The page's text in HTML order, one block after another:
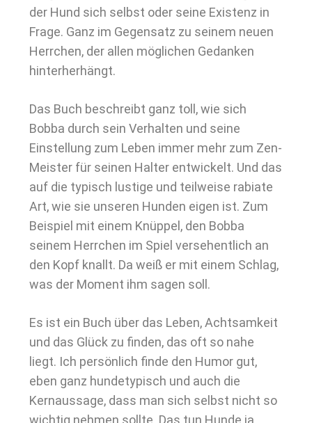
der Hund sich selbst oder seine Existenz in
Frage. Ganz im Gegensatz zu seinem neuen
Herrchen, der allen möglichen Gedanken
hinterherhängt.
Das Buch beschreibt ganz toll, wie sich
Bobba durch sein Verhalten und seine
Einstellung zum Leben immer mehr zum Zen-
Meister für seinen Halter entwickelt. Und das
auf die typisch lustige und teilweise rabiate
Art, wie sie unseren Hunden eigen ist. Zum
Beispiel mit einem Knüppel, den Bobba
seinem Herrchen im Spiel versehentlich an
den Kopf knallt. Da weiß er mit einem Schlag,
was der Moment ihm sagen soll.
Es ist ein Buch über das Leben, Achtsamkeit
und das Glück zu finden, das oft so nahe
liegt. Ich persönlich finde den Humor gut,
eben ganz hundetypisch und auch die
Kernaussage, dass man sich selbst nicht so
wichtig nehmen sollte. Das tun Hunde ja